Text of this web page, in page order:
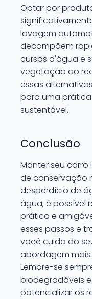
Optar por
lavagem
decompõem
cursos d'água e
vegetação ao
essas
para uma
sustentável.
Conclusão
Manter seu
de conservação
desperdício de
água, é possível
prática e
esses passos e
você cuida do
abordagem
Lembre-se
biodegradáveis
potencializar os